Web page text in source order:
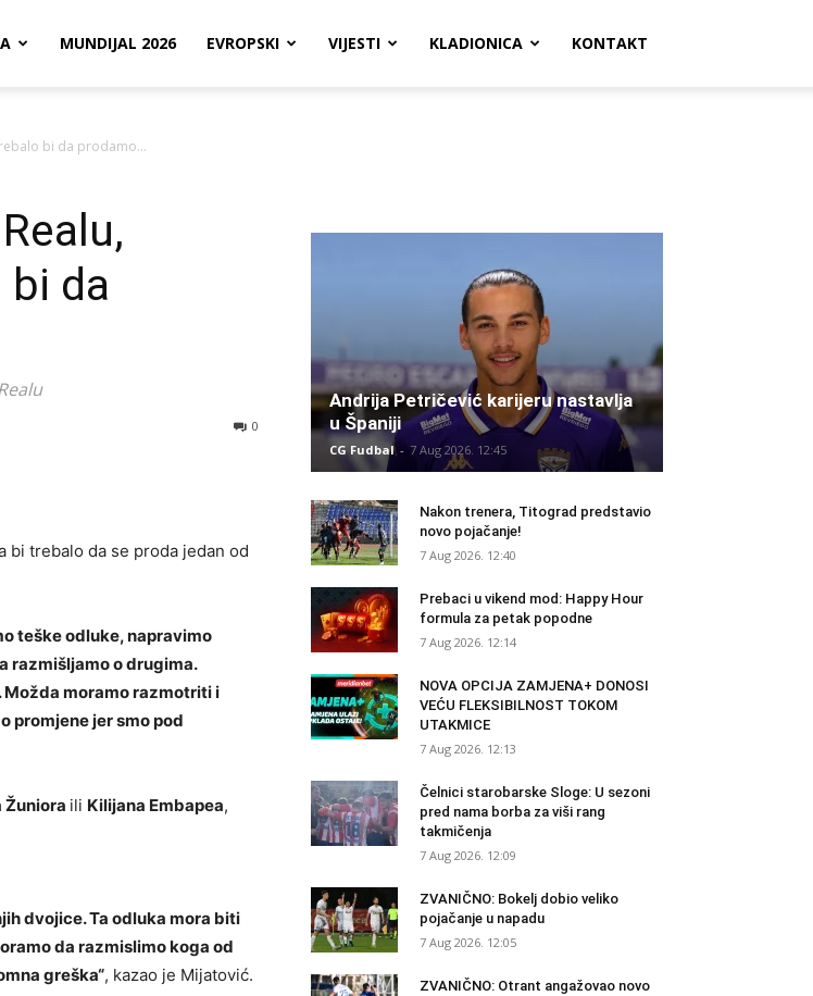
MUNDIJAL 2026 EVROPSKI VIJESTI KLADIONICA KONTAKT
bi da prodamo…
bi da
0
bi trebalo da se proda jedan od
teške odluke, napravimo
razmišljamo o drugima.
Možda moramo razmotriti i
promjene jer smo pod
Žuniora ili Kilijana Embapea,
dvojice. Ta odluka mora biti
da razmislimo koga od
greška“, kazao je Mijatović.
Andrija Petričević karijeru nastavlja
u Španiji
CG Fudbal - 7 Aug 2026. 12:45
Nakon trenera, Titograd predstavio
novo pojačanje!
7 Aug 2026. 12:40
Prebaci u vikend mod: Happy Hour
formula za petak popodne
7 Aug 2026. 12:14
NOVA OPCIJA ZAMJENA+ DONOSI
VEĆU FLEKSIBILNOST TOKOM
UTAKMICE
7 Aug 2026. 12:13
Čelnici starobarske Sloge: U sezoni
pred nama borba za viši rang
takmičenja
7 Aug 2026. 12:09
ZVANIČNO: Bokelj dobio veliko
pojačanje u napadu
7 Aug 2026. 12:05
ZVANIČNO: Otrant angažovao novo